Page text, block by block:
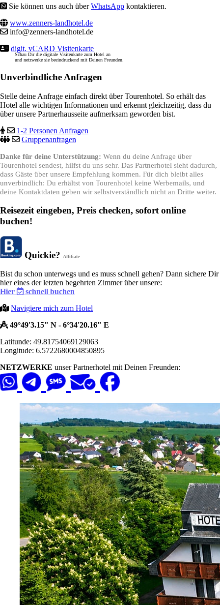
Sie können uns auch überWhatsApp kontaktieren.
www.zenners-landhotel.de
info@zenners-landhotel.de
digit. vCARD Visitenkarte
Schau Dir die digitale Visitenkarte zum Hotel an
und netzwerke sie beeindruckend mit Deinen Freunden.
Unverbindliche Anfragen
Stelle deine Anfrage einfach direkt über Tourenhotel. So erhält das
Hotel alle wichtigen Informationen und erkennt gleichzeitig, dass du
über unsere Partnerhausseite aufmerksam geworden bist.
1-2 Personen Anfragen
Gruppenanfragen
Danke für deine Unterstützung: Wenn du deine Anfrage über
Tourenhotel sendest, hilfst du uns sehr. Das Partnerhotel sieht dadurch,
dass Gäste über unsere Empfehlung kommen. Für dich bleibt alles
unverbindlich: Du erhältst von Tourenhotel keine Werbemails, und
deine Kontaktdaten geben wir selbstverständlich nicht an Dritte weiter.
Reisezeit eingeben, Preis checken, sofort online
buchen!
Quickie? Affiliate
Bist du schon unterwegs und es muss schnell gehen? Dann sichere Dir
hier eines der letzten begehrten Zimmer über unsere:
Hier
schnell buchen
Navigiere mich zum Hotel
49°49'3.15" N - 6°34'20.16" E
Latitunde: 49.81754069129063
Longitude: 6.5722680004850895
NETZWERKE unser Partnerhotel mit Deinen Freunden: